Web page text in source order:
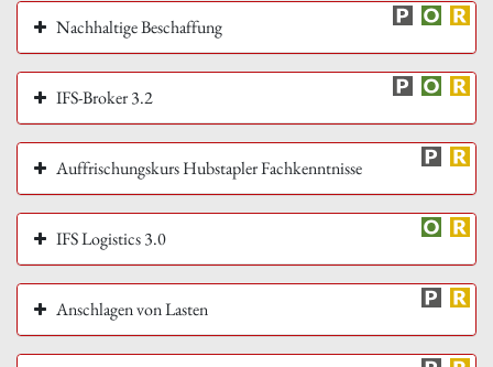
Nachhaltige Beschaffung
IFS-Broker 3.2
Auffrischungskurs Hubstapler Fachkenntnisse
IFS Logistics 3.0
Anschlagen von Lasten